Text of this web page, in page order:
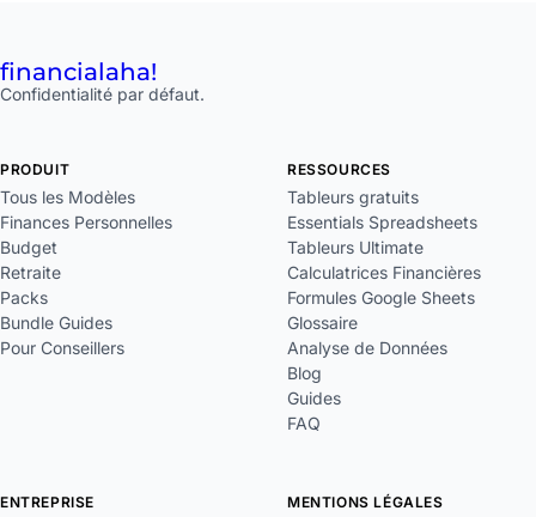
financialaha!
Confidentialité par défaut.
PRODUIT
Tous les Modèles
Finances Personnelles
Budget
Retraite
Packs
Bundle Guides
Pour Conseillers
RESSOURCES
Tableurs gratuits
Essentials Spreadsheets
Tableurs Ultimate
Calculatrices Financières
Formules Google Sheets
Glossaire
Analyse de Données
Blog
Guides
FAQ
ENTREPRISE MENTIONS LÉGALES